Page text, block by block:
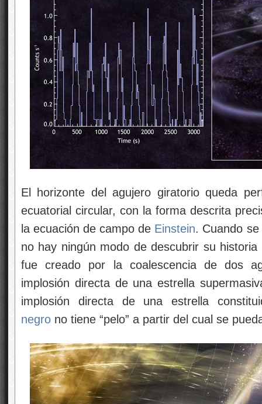
El horizonte del agujero giratorio queda
ecuatorial circular, con la forma descrita
la ecuación de campo de Einstein. Cuando
no hay ningún modo de descubrir su
fue creado por la coalescencia de dos
implosión directa de una estrella
implosión directa de una estrella
negro no tiene “pelo” a partir del cual se